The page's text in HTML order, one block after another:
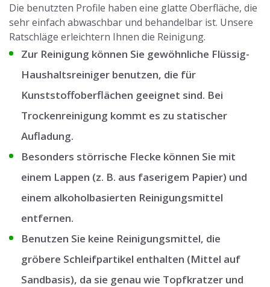
Die benutzten Profile haben eine glatte Oberfläche, die
sehr einfach abwaschbar und behandelbar ist. Unsere
Ratschläge erleichtern Ihnen die Reinigung.
Zur Reinigung können Sie gewöhnliche Flüssig-
Haushaltsreiniger benutzen, die für
Kunststoffoberflächen geeignet sind. Bei
Trockenreinigung kommt es zu statischer
Aufladung.
Besonders störrische Flecke können Sie mit
einem Lappen (z. B. aus faserigem Papier) und
einem alkoholbasierten Reinigungsmittel
entfernen.
Benutzen Sie keine Reinigungsmittel, die
gröbere Schleifpartikel enthalten (Mittel auf
Sandbasis), da sie genau wie Topfkratzer und